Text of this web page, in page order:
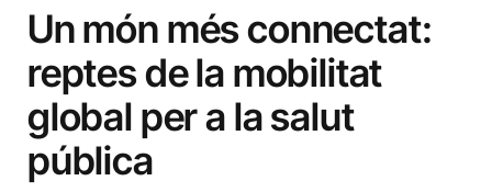
Un món més connectat:
reptes de la mobilitat
global per a la salut
pública